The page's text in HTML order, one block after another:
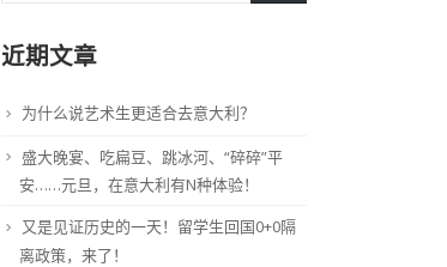
近期文章
为什么说艺术生更适合去意大利？
盛大晚宴、吃扁豆、跳冰河、“碎碎”平
安……元旦，在意大利有N种体验！
又是见证历史的一天！留学生回国0+0隔
离政策，来了！